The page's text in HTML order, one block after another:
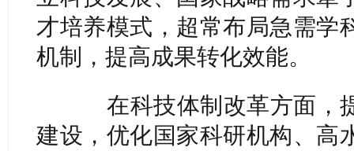
才培养模式，超常布局急需学
机制，提高成果转化效能。
在科技体制改革方面，
建设，优化国家科研机构、高